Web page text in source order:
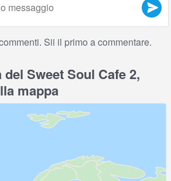
Sii il primo a commentare.
Sweet Soul Cafe 2,
mappa